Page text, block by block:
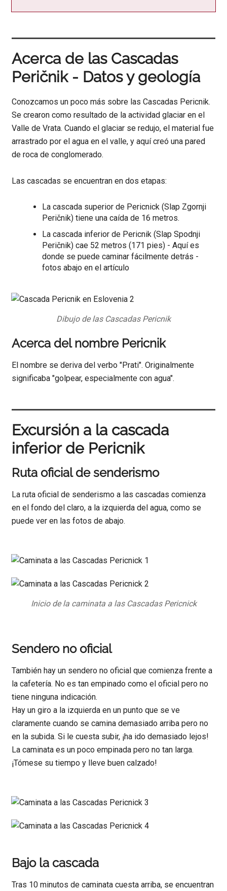
Acerca de las Cascadas
Peričnik - Datos y geología
Conozcamos un poco más sobre las Cascadas Pericnik.
Se crearon como resultado de la actividad glaciar en el
Valle de Vrata. Cuando el glaciar se redujo, el material fue
arrastrado por el agua en el valle, y aquí creó una pared
de roca de conglomerado.
Las cascadas se encuentran en dos etapas:
La cascada superior de Pericnick (Slap Zgornji
Peričnik) tiene una caída de 16 metros.
La cascada inferior de Pericnik (Slap Spodnji
Peričnik) cae 52 metros (171 pies) - Aquí es
donde se puede caminar fácilmente detrás -
fotos abajo en el artículo
Dibujo de las Cascadas Pericnik
Acerca del nombre Pericnik
El nombre se deriva del verbo "Prati". Originalmente
significaba "golpear, especialmente con agua".
Excursión a la cascada
inferior de Pericnik
Ruta oficial de senderismo
La ruta oficial de senderismo a las cascadas comienza
en el fondo del claro, a la izquierda del agua, como se
puede ver en las fotos de abajo.
Inicio de la caminata a las Cascadas Pericnick
Sendero no oficial
También hay un sendero no oficial que comienza frente a
la cafetería. No es tan empinado como el oficial pero no
tiene ninguna indicación.
Hay un giro a la izquierda en un punto que se ve
claramente cuando se camina demasiado arriba pero no
en la subida. Si le cuesta subir, ¡ha ido demasiado lejos!
La caminata es un poco empinada pero no tan larga.
¡Tómese su tiempo y lleve buen calzado!
Bajo la cascada
Tras 10 minutos de caminata cuesta arriba, se encuentran